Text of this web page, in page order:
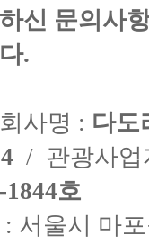
신 문의사
.
사명 : 다도
/ 관광사
1844호
: 서울시 마